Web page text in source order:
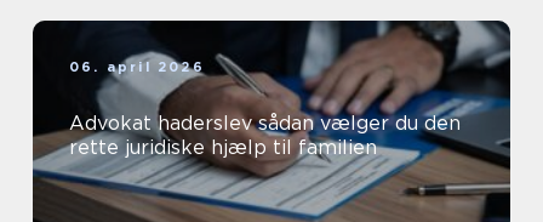
06. april 2026
Advokat haderslev sådan vælger du den
rette juridiske hjælp til familien